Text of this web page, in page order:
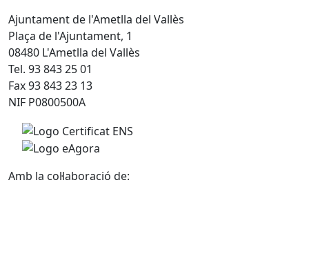
Ajuntament de l'Ametlla del Vallès
Plaça de l'Ajuntament, 1
08480 L'Ametlla del Vallès
Tel. 93 843 25 01
Fax 93 843 23 13
NIF P0800500A
Amb la col·laboració de: